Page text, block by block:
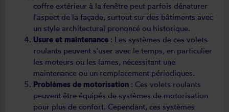
coffre extérieur à la fenêtre peut parfois dénaturer
l'aspect de la façade, surtout sur des bâtiments avec
un style architectural prononcé ou historique.
Usure et maintenance : Les systèmes de ces volets
roulants peuvent s'user avec le temps, en particulier
les moteurs ou les lames, nécessitant une
maintenance ou un remplacement périodiques.
Problèmes de motorisation : Ces volets roulants
peuvent être équipés de systèmes de motorisation
pour plus de confort. Cependant, ces systèmes